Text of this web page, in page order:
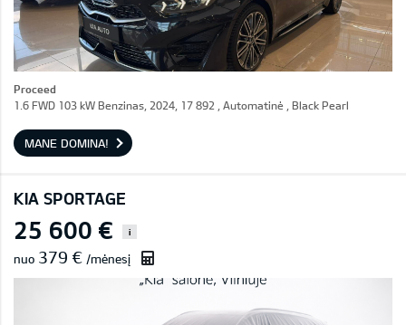
Proceed
1.6 FWD 103 kW Benzinas, 2024, 17 892 , Automatinė , Black Pearl
MANE DOMINA!
KIA SPORTAGE
25 600 € i
nuo 379 € /mėnesį